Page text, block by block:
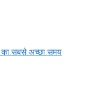
सबसे अच्छा समय